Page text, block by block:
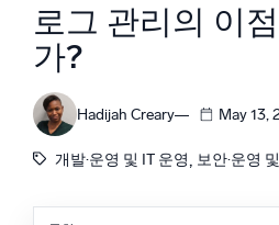
플랫폼
로그 관리의 이
가?
Hadijah Creary May 13,
개발·운영 및 IT 운영, 보안·운영